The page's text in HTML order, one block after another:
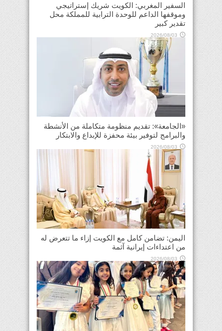
السفير المغربي: الكويت شريك إستراتيجي
وموقفها الداعم للوحدة الترابية للمملكة محل
تقدير كبير
2026/08/03
«الجامعة»: تقديم منظومة متكاملة من الأنشطة
والبرامج لتوفير بيئة محفزة للإبداع والابتكار
2026/08/03
اليمن: تضامن كامل مع الكويت إزاء ما تتعرض له
من اعتداءات إيرانية آثمة
2026/08/03